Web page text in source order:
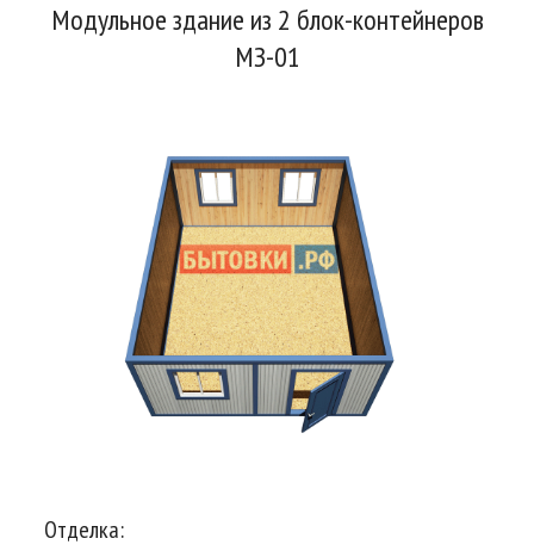
Модульное здание из 2 блок-контейнеров
МЗ-01
Отделка: